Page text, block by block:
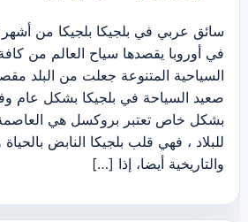
سائق عربي في بلجيكا بلجيكا من أشهر
في أوروبا يقصدها سياح العالم من
السياحية المتنوعة جعلت من البلد
صعيد السياحة في بلجيكا بشكل عام
بشكل خاص تعتبر بروكسل هي العاصمة
للبلاد ، فهي قلب بلجيكا النابض
والتاريخية أيضا، إذا […]